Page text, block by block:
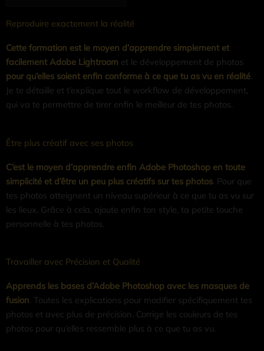
Reproduire exactement la réalité
Cette formation est le moyen d’apprendre simplement et
facilement Adobe Lightroom et le développement de photos
pour qu’elles soient enfin conforme à ce que tu as vu en réalité.
Je te détaille et t’explique tout le workflow de développement,
qui va te permettre de tirer enfin le meilleur de tes photos.
Être plus créatif avec ses photos
C’est le moyen d’apprendre enfin Adobe Photoshop en toute
simplicité et d’être un peu plus créatifs sur tes photos. Pour que
tes photos atteignent un niveau supérieur à ce que tu as vu sur
les lieux. Grâce à cela, ajoute enfin ton style, ta petite touche
personnelle à tes photos.
Travailler avec Précision et Qualité
Apprends les bases d’Adobe Photoshop avec les masques de
fusion. Toutes les explications pour modifier spécifiquement tes
photos et avec plus de précision. Corrige les couleurs de tes
photos pour qu’elles ressemble plus à ce que tu as vu.